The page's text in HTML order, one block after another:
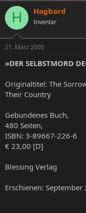
H Hagbard
Inventar
21. März 2005
»DER SELBSTMORD
Originaltitel: The
Their Country
Gebundenes Buch,
480 Seiten,
ISBN: 3-89667-226-6
€ 23,00 [D]
Blessing Verlag
Erschienen: September